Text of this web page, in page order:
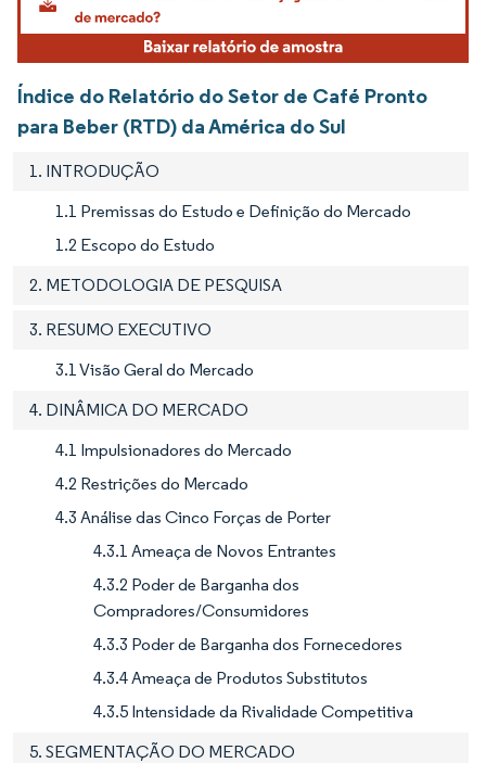
Índice do Relatório do Setor de Café Pronto
para Beber (RTD) da América do Sul
1. INTRODUÇÃO
1.1 Premissas do Estudo e Definição do Mercado
1.2 Escopo do Estudo
2. METODOLOGIA DE PESQUISA
3. RESUMO EXECUTIVO
3.1 Visão Geral do Mercado
4. DINÂMICA DO MERCADO
4.1 Impulsionadores do Mercado
4.2 Restrições do Mercado
4.3 Análise das Cinco Forças de Porter
4.3.1 Ameaça de Novos Entrantes
4.3.2 Poder de Barganha dos
Compradores/Consumidores
4.3.3 Poder de Barganha dos Fornecedores
4.3.4 Ameaça de Produtos Substitutos
4.3.5 Intensidade da Rivalidade Competitiva
5. SEGMENTAÇÃO DO MERCADO